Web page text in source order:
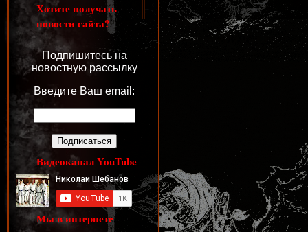
Хотите получать
новости сайта?
Подпишитесь на
новостную рассылку
Введите Ваш email:
Видеоканал YouTube
Мы в интернете